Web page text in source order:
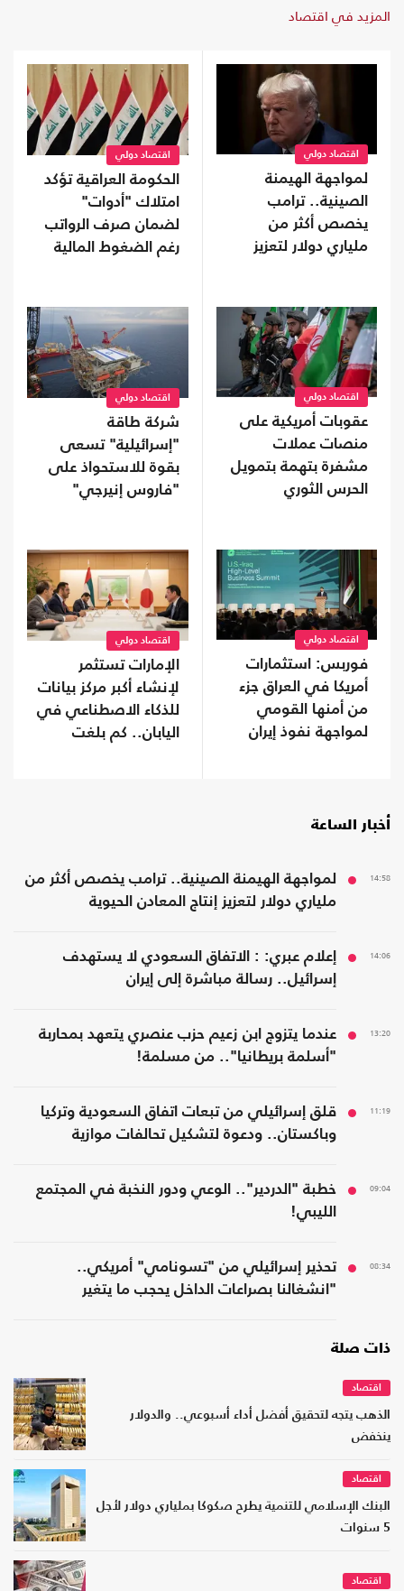
المزيد في اقتصاد
اقتصاد دولي
لمواجهة الهيمنة
الصينية.. ترامب
يخصص أكثر من
ملياري دولار لتعزيز
اقتصاد دولي
الحكومة العراقية تؤكد
امتلاك "أدوات"
لضمان صرف الرواتب
رغم الضغوط المالية
اقتصاد دولي
عقوبات أمريكية على
منصات عملات
مشفرة بتهمة بتمويل
الحرس الثوري
اقتصاد دولي
شركة طاقة
"إسرائيلية" تسعى
بقوة للاستحواذ على
"فاروس إنيرجي"
اقتصاد دولي
فوربس: استثمارات
أمريكا في العراق جزء
من أمنها القومي
لمواجهة نفوذ إيران
اقتصاد دولي
الإمارات تستثمر
لإنشاء أكبر مركز بيانات
للذكاء الاصطناعي في
اليابان.. كم بلغت
أخبار الساعة
14:58
لمواجهة الهيمنة الصينية.. ترامب يخصص أكثر من
ملياري دولار لتعزيز إنتاج المعادن الحيوية
14:06
إعلام عبري: : الاتفاق السعودي لا يستهدف
إسرائيل.. رسالة مباشرة إلى إيران
13:20
عندما يتزوج ابن زعيم حزب عنصري يتعهد بمحاربة
"أسلمة بريطانيا".. من مسلمة!
11:19
قلق إسرائيلي من تبعات اتفاق السعودية وتركيا
وباكستان.. ودعوة لتشكيل تحالفات موازية
09:04
خطبة "الدردير".. الوعي ودور النخبة في المجتمع
الليبي!
08:34
تحذير إسرائيلي من "تسونامي" أمريكي..
"انشغالنا بصراعات الداخل يحجب ما يتغير
ذات صلة
اقتصاد
الذهب يتجه لتحقيق أفضل أداء أسبوعي.. والدولار
ينخفض
اقتصاد
البنك الإسلامي للتنمية يطرح صكوكا بملياري دولار لأجل
5 سنوات
اقتصاد